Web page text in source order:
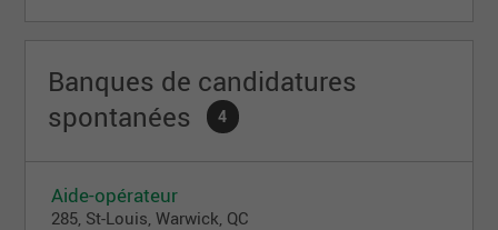
Banques de candidatures
spontanées
4
Aide-opérateur
285, St-Louis, Warwick, QC